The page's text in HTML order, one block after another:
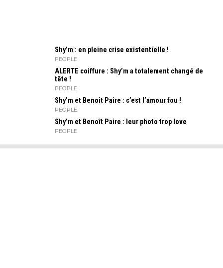
Shy’m : en pleine crise existentielle !
PEOPLE
ALERTE coiffure : Shy’m a totalement changé de
tête !
PEOPLE
Shy’m et Benoît Paire : c’est l’amour fou !
PEOPLE
Shy’m et Benoît Paire : leur photo trop love
PEOPLE